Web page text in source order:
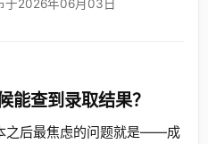
于2026年06月03日
能查到录取结果？
之后最焦虑的问题就是——成